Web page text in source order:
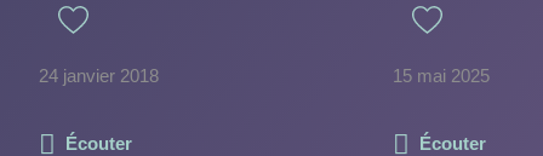
24 janvier 2018
Écouter
15 mai 2025
Écouter